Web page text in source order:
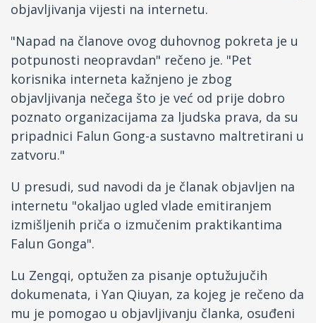
objavljivanja vijesti na internetu.
"Napad na članove ovog duhovnog pokreta je u
potpunosti neopravdan" rečeno je. "Pet
korisnika interneta kažnjeno je zbog
objavljivanja nečega što je već od prije dobro
poznato organizacijama za ljudska prava, da su
pripadnici Falun Gong-a sustavno maltretirani u
zatvoru."
U presudi, sud navodi da je članak objavljen na
internetu "okaljao ugled vlade emitiranjem
izmišljenih priča o izmučenim praktikantima
Falun Gonga".
Lu Zengqi, optužen za pisanje optužujučih
dokumenata, i Yan Qiuyan, za kojeg je rečeno da
mu je pomogao u objavljivanju članka, osuđeni